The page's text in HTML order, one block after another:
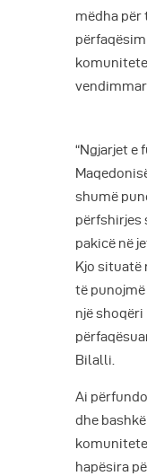
mëdha për
“Ngjarjet e
shumë
përfshirjes
pakicë në
Kjo situatë
të
një
Bilalli.
Ai
dhe
hapësira